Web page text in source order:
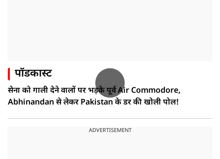
पॉडकास्ट
सेना को गाली देने वालों पर भड़के पूर्व Air Commodore,
Abhinandan से लेकर Pakistan के डर की खोली पोल!
ADVERTISEMENT